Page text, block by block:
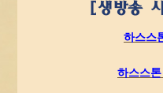
[생방송
하스스
하스스